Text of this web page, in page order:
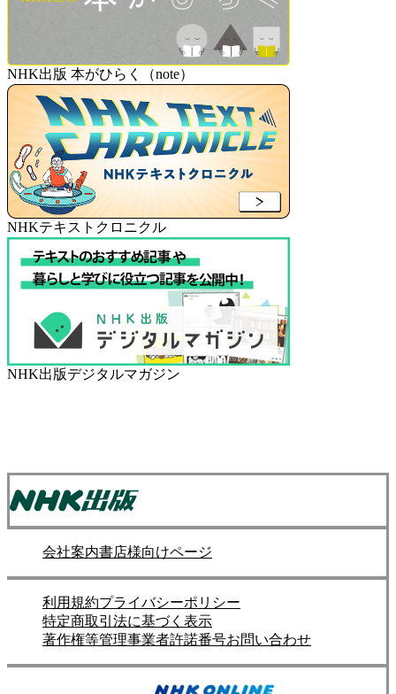
NHK出版 本がひらく（note）
NHKテキストクロニクル
NHK出版デジタルマガジン
会社案内書店様向けページ
利用規約プライバシーポリシー
特定商取引法に基づく表示
著作権等管理事業者許諾番号お問い合わせ